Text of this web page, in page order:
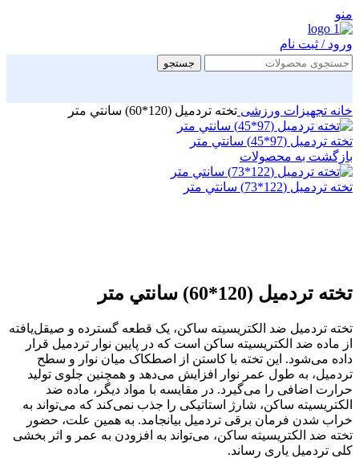
منو
ورود / ثبت نام
جستجو
خانه تجهیزات ورزشی تخته تردمیل (120*60) سانتي متر
تخته تردمیل (97*45) سانتي متر
بازگشت به محصولات
تخته تردمیل (122*73) سانتي متر
تخته تردمیل (120*60) سانتي متر
تخته تردمیل ضد الکتریسیته ساکن، یک قطعه گسترده و صیقل‌یافته
از ماده ضد الکتریسیته ساکن است که در پایین نوار تردمیل قرار
داده می‌شود. این تخته با کاستن از اصطکاک میان نوار و سطح
تردمیل، به طول عمر نوار افزایش می‌دهد و همچنین جلوی تولید
حرارت اضافی را می‌گیرد. در مقایسه با مواد دیگر، ماده ضد
الکتریسیته ساکن، شارژ استاتیکی را جذب نمی‌کند که می‌تواند به
خراب شدن فرمان برقی تردمیل بیانجامد. به همین علت، حضور
تخته ضد الکتریسیته ساکن، می‌تواند به افزودن به عمر و اثر بخشی
کلی تردمیل یاری رساند.